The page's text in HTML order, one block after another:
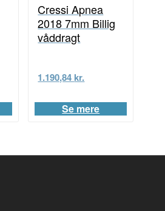
Cressi Apnea
2018 7mm Billig
våddragt
1.190,84 kr.
Se mere